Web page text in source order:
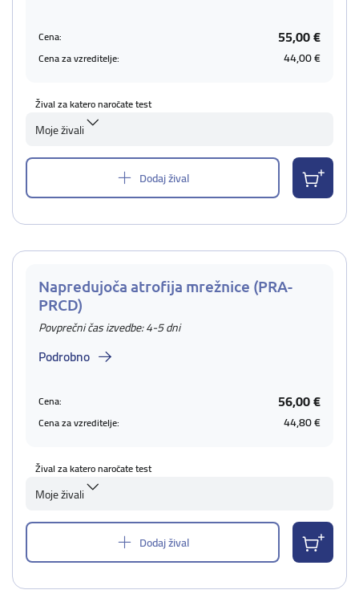
Cena: 55,00 €
Cena za vzreditelje: 44,00 €
Žival za katero naročate test
Moje živali
Dodaj žival
Napredujoča atrofija mrežnice (PRA-
PRCD)
Povprečni čas izvedbe: 4-5 dni
Podrobno
Cena: 56,00 €
Cena za vzreditelje: 44,80 €
Žival za katero naročate test
Moje živali
Dodaj žival